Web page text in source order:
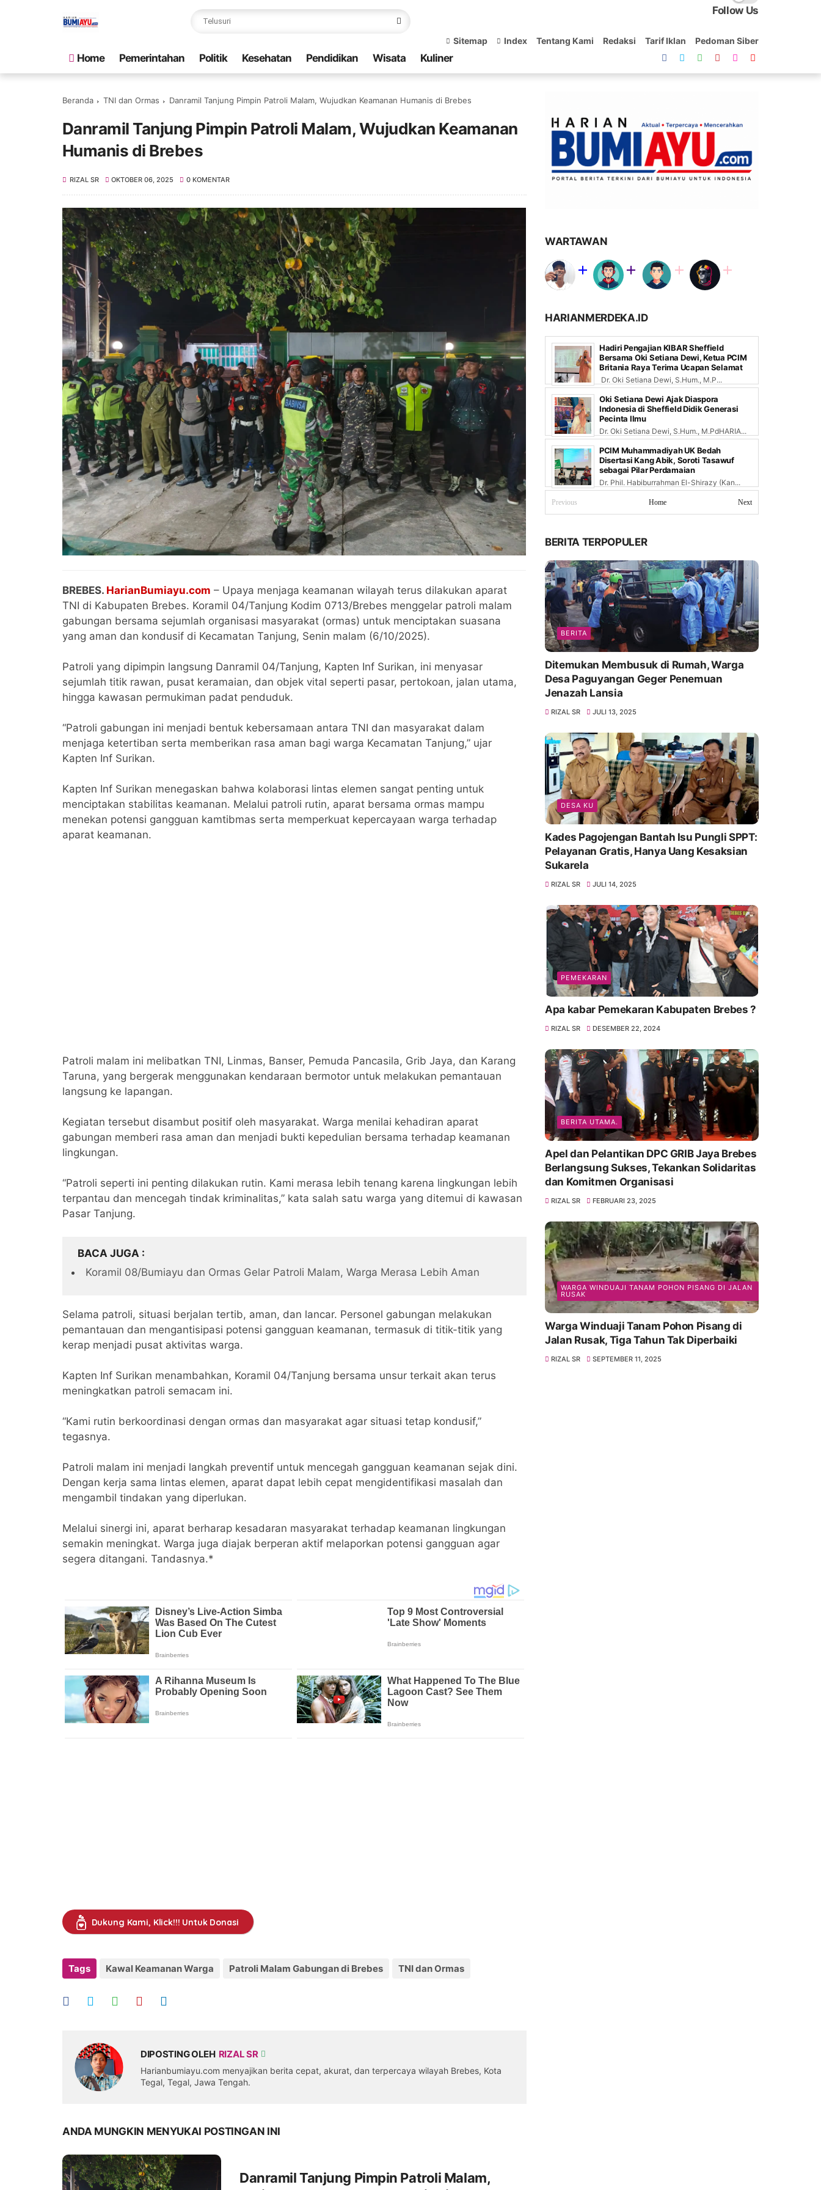
Follow Us
Sitemap Index Tentang Kami Redaksi Tarif Iklan Pedoman Siber
Home Pemerintahan Politik Kesehatan Pendidikan Wisata Kuliner
Beranda TNI dan Ormas Danramil Tanjung Pimpin Patroli Malam, Wujudkan Keamanan Humanis di Brebes
Danramil Tanjung Pimpin Patroli Malam, Wujudkan Keamanan
Humanis di Brebes
RIZAL SR OKTOBER 06, 2025 0 KOMENTAR
BREBES. HarianBumiayu.com – Upaya menjaga keamanan wilayah terus dilakukan aparat
TNI di Kabupaten Brebes. Koramil 04/Tanjung Kodim 0713/Brebes menggelar patroli malam
gabungan bersama sejumlah organisasi masyarakat (ormas) untuk menciptakan suasana
yang aman dan kondusif di Kecamatan Tanjung, Senin malam (6/10/2025).
Patroli yang dipimpin langsung Danramil 04/Tanjung, Kapten Inf Surikan, ini menyasar
sejumlah titik rawan, pusat keramaian, dan objek vital seperti pasar, pertokoan, jalan utama,
hingga kawasan permukiman padat penduduk.
“Patroli gabungan ini menjadi bentuk kebersamaan antara TNI dan masyarakat dalam
menjaga ketertiban serta memberikan rasa aman bagi warga Kecamatan Tanjung,” ujar
Kapten Inf Surikan.
Kapten Inf Surikan menegaskan bahwa kolaborasi lintas elemen sangat penting untuk
menciptakan stabilitas keamanan. Melalui patroli rutin, aparat bersama ormas mampu
menekan potensi gangguan kamtibmas serta memperkuat kepercayaan warga terhadap
aparat keamanan.
Patroli malam ini melibatkan TNI, Linmas, Banser, Pemuda Pancasila, Grib Jaya, dan Karang
Taruna, yang bergerak menggunakan kendaraan bermotor untuk melakukan pemantauan
langsung ke lapangan.
Kegiatan tersebut disambut positif oleh masyarakat. Warga menilai kehadiran aparat
gabungan memberi rasa aman dan menjadi bukti kepedulian bersama terhadap keamanan
lingkungan.
“Patroli seperti ini penting dilakukan rutin. Kami merasa lebih tenang karena lingkungan lebih
terpantau dan mencegah tindak kriminalitas,” kata salah satu warga yang ditemui di kawasan
Pasar Tanjung.
BACA JUGA
Koramil 08/Bumiayu dan Ormas Gelar Patroli Malam, Warga Merasa Lebih Aman
Selama patroli, situasi berjalan tertib, aman, dan lancar. Personel gabungan melakukan
pemantauan dan mengantisipasi potensi gangguan keamanan, termasuk di titik-titik yang
kerap menjadi pusat aktivitas warga.
Kapten Inf Surikan menambahkan, Koramil 04/Tanjung bersama unsur terkait akan terus
meningkatkan patroli semacam ini.
“Kami rutin berkoordinasi dengan ormas dan masyarakat agar situasi tetap kondusif,”
tegasnya.
Patroli malam ini menjadi langkah preventif untuk mencegah gangguan keamanan sejak dini.
Dengan kerja sama lintas elemen, aparat dapat lebih cepat mengidentifikasi masalah dan
mengambil tindakan yang diperlukan.
Melalui sinergi ini, aparat berharap kesadaran masyarakat terhadap keamanan lingkungan
semakin meningkat. Warga juga diajak berperan aktif melaporkan potensi gangguan agar
segera ditangani. Tandasnya.*
Dukung Kami, Klick!!! Untuk Donasi
Tags Kawal Keamanan Warga Patroli Malam Gabungan di Brebes TNI dan Ormas
DIPOSTING OLEH RIZAL SR
Harianbumiayu.com menyajikan berita cepat, akurat, dan terpercaya wilayah Brebes, Kota
Tegal, Tegal, Jawa Tengah.
ANDA MUNGKIN MENYUKAI POSTINGAN INI
Danramil Tanjung Pimpin Patroli Malam,
WARTAWAN
HARIANMERDEKA.ID
Hadiri Pengajian KIBAR Sheffield
Bersama Oki Setiana Dewi, Ketua PCIM
Britania Raya Terima Ucapan Selamat
Dr. Oki Setiana Dewi, S.Hum., M.P...
Oki Setiana Dewi Ajak Diaspora
Indonesia di Sheffield Didik Generasi
Pecinta Ilmu
Dr. Oki Setiana Dewi, S.Hum., M.PdHARIA...
PCIM Muhammadiyah UK Bedah
Disertasi Kang Abik, Soroti Tasawuf
sebagai Pilar Perdamaian
Dr. Phil. Habiburrahman El-Shirazy (Kan...
Previous Next
Home
BERITA TERPOPULER
BERITA
Ditemukan Membusuk di Rumah, Warga
Desa Paguyangan Geger Penemuan
Jenazah Lansia
RIZAL SR JULI 13, 2025
DESA KU
Kades Pagojengan Bantah Isu Pungli SPPT:
Pelayanan Gratis, Hanya Uang Kesaksian
Sukarela
RIZAL SR JULI 14, 2025
PEMEKARAN
Apa kabar Pemekaran Kabupaten Brebes ?
RIZAL SR DESEMBER 22, 2024
BERITA UTAMA.
Apel dan Pelantikan DPC GRIB Jaya Brebes
Berlangsung Sukses, Tekankan Solidaritas
dan Komitmen Organisasi
RIZAL SR FEBRUARI 23, 2025
WARGA WINDUAJI TANAM POHON PISANG DI JALAN
RUSAK
Warga Winduaji Tanam Pohon Pisang di
Jalan Rusak, Tiga Tahun Tak Diperbaiki
RIZAL SR SEPTEMBER 11, 2025